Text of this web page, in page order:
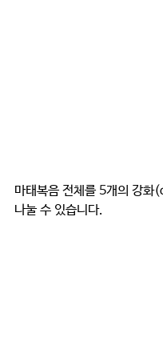
마태복음 전체를 5개의 강
나눌 수 있습니다.